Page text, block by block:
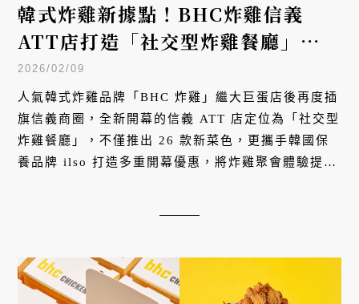
韓式炸雞新據點！BHC炸雞信義
ATT店打造「社交型炸雞餐廳」，
26款新菜、4人派對餐開啟信義夜聚
新篇章
2026/02/09
人氣韓式炸雞品牌「BHC 炸雞」繼大巨蛋店後再度插
旗信義商圈，全新開幕的信義 ATT 店定位為「社交型
炸雞餐廳」，不僅推出 26 款新菜色，更攜手韓國保
養品牌 ilso 打造多重開幕優惠，將炸雞聚會體驗提升